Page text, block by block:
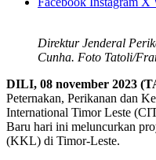
Direktur Jenderal
Cunha. Foto Tatoli/
DILI, 08 november 2023
Peternakan, Perikanan dan
International Timor Leste
Baru hari ini meluncurkan
(KKL) di Timor-Leste.